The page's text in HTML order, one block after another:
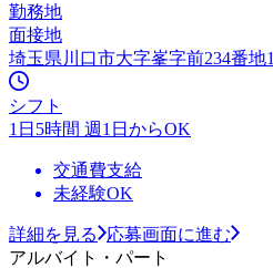
勤務地
面接地
埼玉県川口市大字峯字前234番地1
シフト
1日5時間 週1日からOK
交通費支給
未経験OK
詳細を見る
応募画面に進む
アルバイト・パート